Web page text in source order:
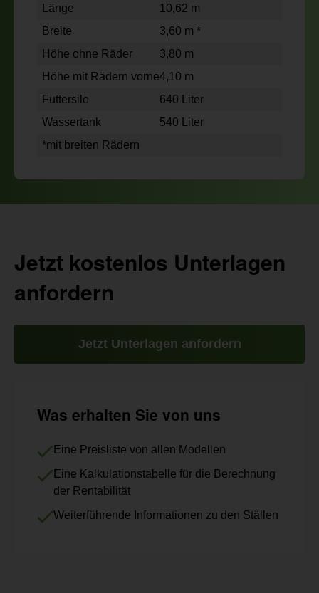
Länge
10,62 m
Breite
3,60 m *
Höhe ohne Räder
3,80 m
Höhe mit Rädern vorne4,10 m
Futtersilo
640 Liter
Wassertank
540 Liter
*mit breiten Rädern
Jetzt kostenlos Unterlagen
anfordern
Jetzt Unterlagen anfordern
Was erhalten Sie von uns
Eine Preisliste von allen Modellen
Eine Kalkulationstabelle für die Berechnung
der Rentabilität
Weiterführende Informationen zu den Ställen